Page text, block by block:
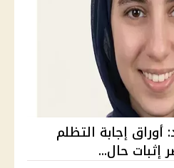
محمد: أوراق إجابة التظلم
إثبات حال...